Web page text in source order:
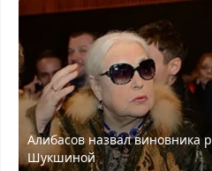
Алибасов назвал виновника
Шукшиной